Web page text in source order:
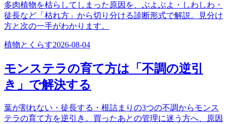
多肉植物を枯らしてしまった原因を、ぶよぶよ・しわしわ・
徒長など「枯れ方」から切り分ける診断形式で解説。見分け
方と次の一手がわかります。
植物とくらす2026-08-04
モンステラの育て方は「不調の逆引
き」で解決する
葉が割れない・徒長する・根詰まりの3つの不調からモンス
テラの育て方を逆引き。買ったあとの管理に迷う方へ、原因